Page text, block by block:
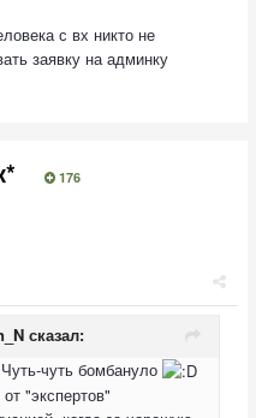
с вх никто не
заявку на админку
176
сказал:
чуть бомбануло
"экспертов"